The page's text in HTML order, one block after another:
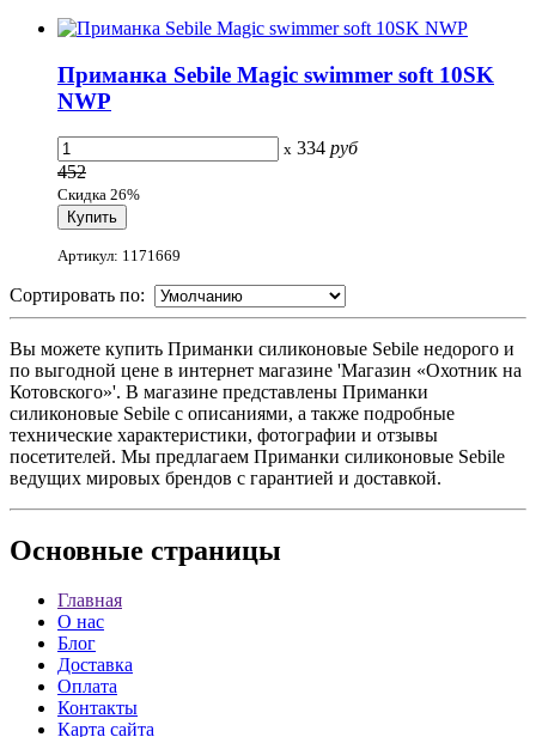
Приманка Sebile Magic swimmer soft 10SK
NWP
x 334 руб
452
Скидка 26%
Артикул: 1171669
Сортировать по:
Вы можете купить Приманки силиконовые Sebile недорого и
по выгодной цене в интернет магазине 'Магазин «Охотник на
Котовского»'. В магазине представлены Приманки
силиконовые Sebile с описаниями, а также подробные
технические характеристики, фотографии и отзывы
посетителей. Мы предлагаем Приманки силиконовые Sebile
ведущих мировых брендов с гарантией и доставкой.
Основные страницы
Главная
О нас
Блог
Доставка
Оплата
Контакты
Карта сайта